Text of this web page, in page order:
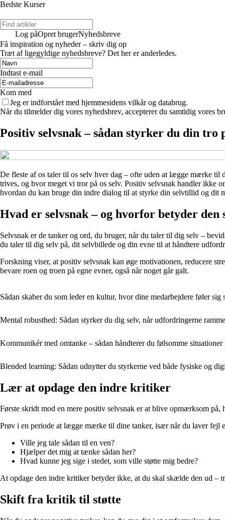
Bedste Kurser
Log påOpret brugerNyhedsbreve
Få inspiration og nyheder – skriv dig op
Træt af ligegyldige nyhedsbreve? Det her er anderledes.
Indtast e-mail
Kom med
Jeg er indforstået med hjemmesidens vilkår og databrug.
Når du tilmelder dig vores nyhedsbrev, accepterer du samtidig
Positiv selvsnak – sådan styrker du din tro
De fleste af os taler til os selv hver dag – ofte uden at lægge mærke
trives, og hvor meget vi tror på os selv. Positiv selvsnak handler ikke
hvordan du kan bruge din indre dialog til at styrke din selvtillid og dit
Hvad er selvsnak – og hvorfor betyder den
Selvsnak er de tanker og ord, du bruger, når du taler til dig selv –
du taler til dig selv på, dit selvbillede og din evne til at håndtere
Forskning viser, at positiv selvsnak kan øge motivationen, reducere
bevare roen og troen på egne evner, også når noget går galt.
Sådan skaber du som leder en kultur, hvor dine medarbejdere føler sig
Mental robusthed: Sådan styrker du dig selv, når udfordringerne
Kommunikér med omtanke – sådan håndterer du følsomme
Blended learning: Sådan udnytter du styrkerne ved både fysiske og
Lær at opdage den indre kritiker
Første skridt mod en mere positiv selvsnak er at blive opmærksom
Prøv i en periode at lægge mærke til dine tanker, især når du laver fejl
Ville jeg tale sådan til en ven?
Hjælper det mig at tænke sådan her?
Hvad kunne jeg sige i stedet, som ville støtte mig bedre?
At opdage den indre kritiker betyder ikke, at du skal skælde den ud –
Skift fra kritik til støtte